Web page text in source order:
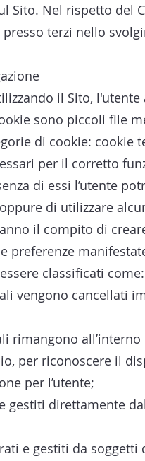
Sito. Nel rispetto del
presso terzi nello
il Sito,
sono piccoli file
di cookie: cookie
per il corretto
di essi l’utente
di utilizzare
il compito di
preferenze
classificati come:
vengono cancellati
rimangono
per riconoscere il
per l’utente;
gestiti direttamente
e gestiti da